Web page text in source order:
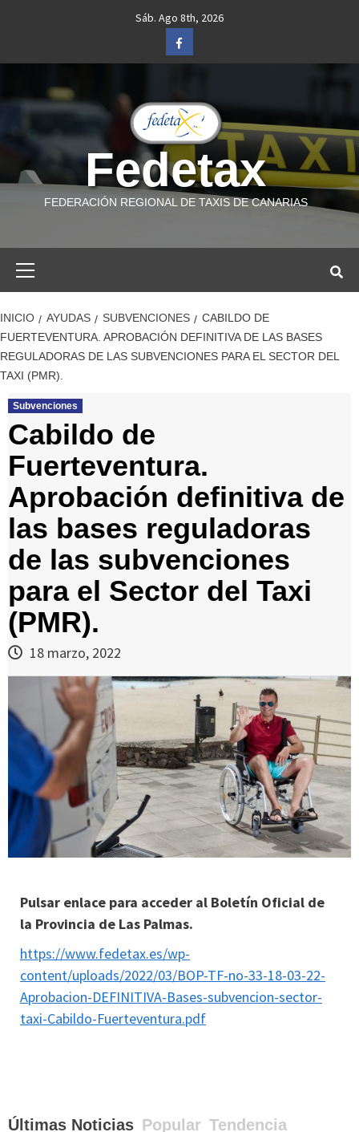
Sáb. Ago 8th, 2026
Facebook
Fedetax
FEDERACIÓN REGIONAL DE TAXIS DE CANARIAS
INICIO AYUDAS SUBVENCIONES
CABILDO DE
FUERTEVENTURA. APROBACIÓN DEFINITIVA DE LAS BASES
REGULADORAS DE LAS SUBVENCIONES PARA EL SECTOR DEL
TAXI (PMR).
Subvenciones
Cabildo de
Fuerteventura.
Aprobación definitiva de
las bases reguladoras
de las subvenciones
para el Sector del Taxi
(PMR).
18 marzo, 2022
Pulsar enlace para acceder al Boletín Oficial de
la Provincia de Las Palmas.
https://www.fedetax.es/wp-
content/uploads/2022/03/BOP-TF-no-33-18-03-22-
Aprobacion-DEFINITIVA-Bases-subvencion-sector-
taxi-Cabildo-Fuerteventura.pdf
Últimas Noticias Popular Tendencia